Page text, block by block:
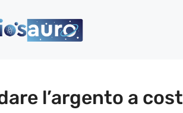
l’argento a